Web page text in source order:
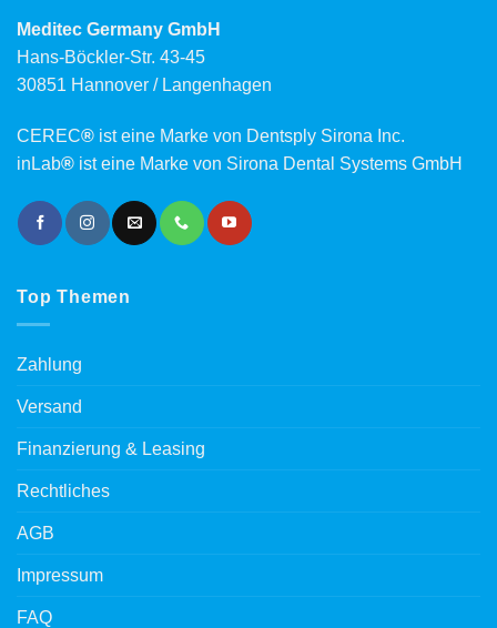
Meditec Germany GmbH
Hans-Böckler-Str. 43-45
30851 Hannover / Langenhagen
CEREC® ist eine Marke von Dentsply Sirona Inc.
inLab® ist eine Marke von Sirona Dental Systems GmbH
Top Themen
Zahlung
Versand
Finanzierung & Leasing
Rechtliches
AGB
Impressum
FAQ